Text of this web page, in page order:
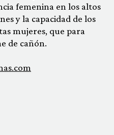
femenina en los altos
y la capacidad de los
mujeres, que para
de cañón.